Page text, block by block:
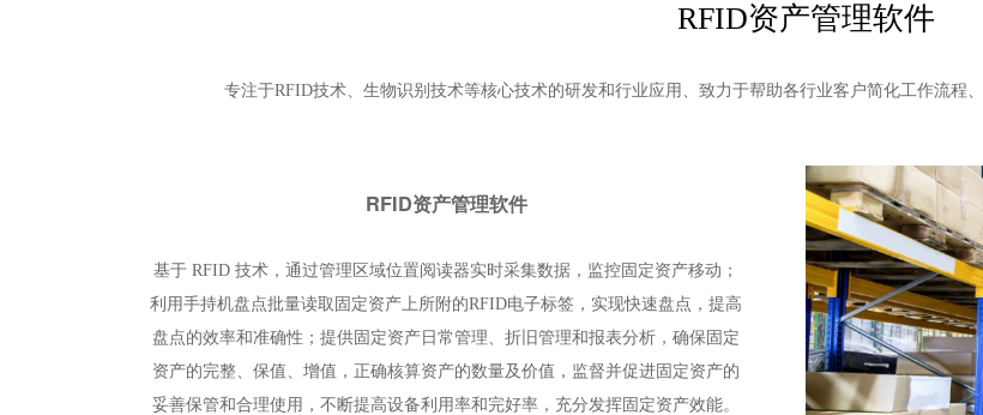
RFID资产管理软件
专注于RFID技术、生物识别技术等核心技术的研发和行业应用、致力于帮助各行业客户简化工作流程
RFID资产管理软件
基于 RFID 技术，通过管理区域位置阅读器实时采集数据，监控固定资产移动；
利用手持机盘点批量读取固定资产上所附的RFID电子标签，实现快速盘点，提高
盘点的效率和准确性；提供固定资产日常管理、折旧管理和报表分析，确保固定
资产的完整、保值、增值，正确核算资产的数量及价值，监督并促进固定资产的
妥善保管和合理使用，不断提高设备利用率和完好率，充分发挥固定资产效能。